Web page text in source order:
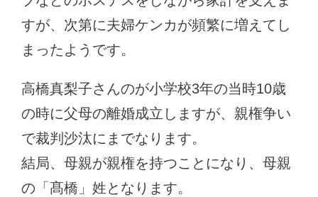
すが、次第に夫婦ケンカが頻繁に増えてし
まったようです。
高橋真梨子さんのが小学校3年の当時10歳
の時に父母の離婚成立しますが、親権争い
で裁判沙汰にまでなります。
結局、母親が親権を持つことになり、母親
の「髙橋」姓となります。